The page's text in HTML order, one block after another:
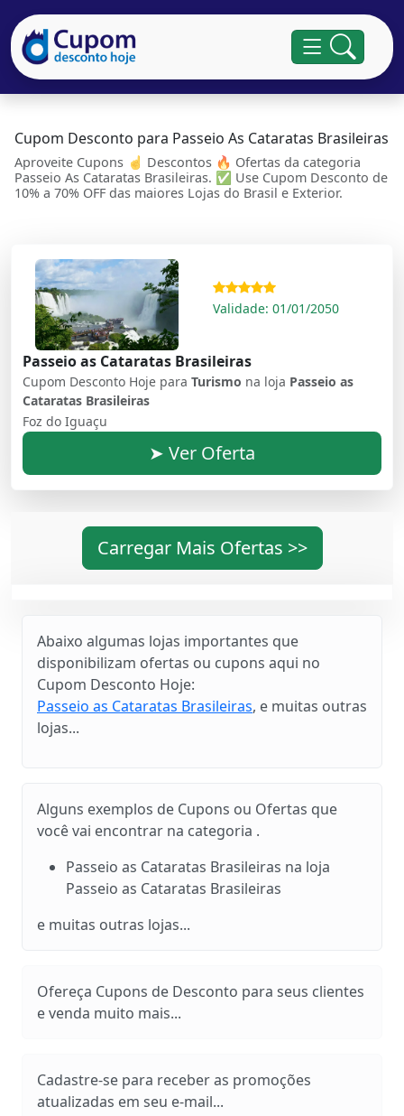
Cupom Desconto para Passeio As Cataratas Brasileiras
Aproveite Cupons ☝ Descontos 🔥 Ofertas da categoria
Passeio As Cataratas Brasileiras. ✅ Use Cupom Desconto de
10% a 70% OFF das maiores Lojas do Brasil e Exterior.
Validade: 01/01/2050
Passeio as Cataratas Brasileiras
Cupom Desconto Hoje para Turismo na loja Passeio as
Cataratas Brasileiras
Foz do Iguaçu
➤ Ver Oferta
Carregar Mais Ofertas >>
Abaixo algumas lojas importantes que
disponibilizam ofertas ou cupons aqui no
Cupom Desconto Hoje:
Passeio as Cataratas Brasileiras, e muitas outras
lojas...
Alguns exemplos de Cupons ou Ofertas que
você vai encontrar na categoria .
Passeio as Cataratas Brasileiras na loja
Passeio as Cataratas Brasileiras
e muitas outras lojas...
Ofereça Cupons de Desconto para seus clientes
e venda muito mais...
Cadastre-se para receber as promoções
atualizadas em seu e-mail...